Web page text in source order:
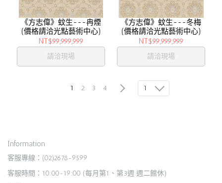
《方志偉》蚊生---冉煙
(價格請洽光點藝術中心)
NT$99,999,999
請洽現場
《方志偉》蚊生---冬梅
(價格請洽光點藝術中心)
NT$99,999,999
請洽現場
1 2 3 4 1
Information
客服專線：(02)2678-9599
客服時間：10:00-19:00 (每月第1、第3週 週二館休)